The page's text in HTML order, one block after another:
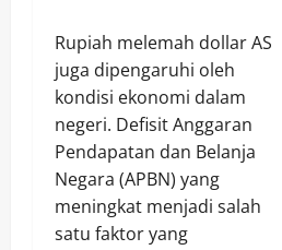
Rupiah melemah dollar AS
juga dipengaruhi oleh
kondisi ekonomi dalam
negeri. Defisit Anggaran
Pendapatan dan Belanja
Negara (APBN) yang
meningkat menjadi salah
satu faktor yang